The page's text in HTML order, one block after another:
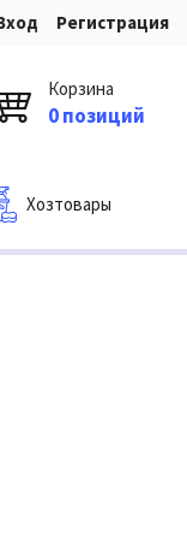
Регистрация
Корзина
0 позиций
Хозтовары